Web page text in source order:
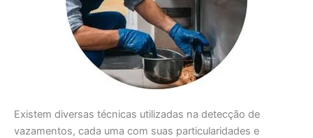
Existem diversas técnicas utilizadas na detecção de
vazamentos, cada uma com suas particularidades e